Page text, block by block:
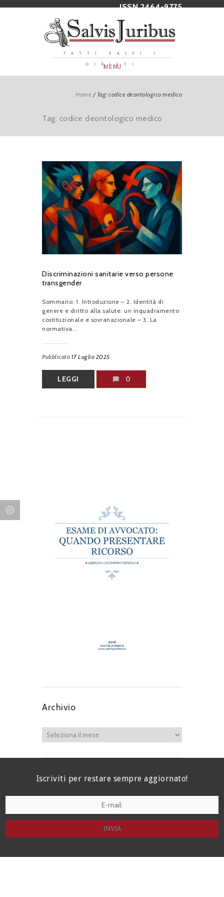
ISSN 2464-9775
FATTI SALVI I
DIRITTI
MENU
Home / Tag: codice deontologico medico
Tag: codice deontologico medico
Discriminazioni sanitarie verso persone
transgender
Sommario: 1. Introduzione – 2. Identità di
genere e diritto alla salute: un inquadramento
costituzionale e sovranazionale – 3. La
normativa...
Pubblicato 17 Luglio 2025
LEGGI 0
Archivio
Iscriviti per restare sempre aggiornato!